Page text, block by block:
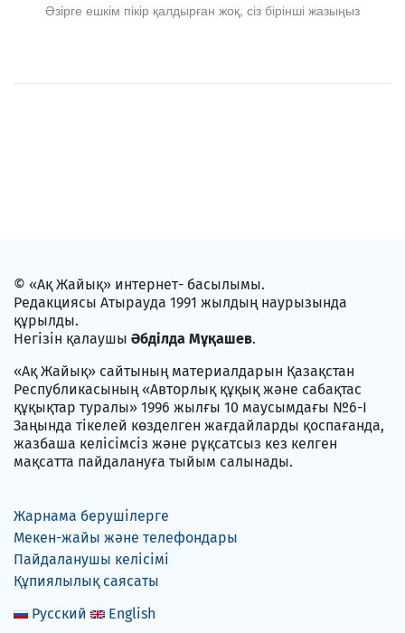
Әзірге ешкім пікір қалдырған жоқ, сіз бірінші жазыңыз
© «Ақ Жайық» интернет- басылымы.
Редакциясы Атырауда 1991 жылдың наурызында
құрылды.
Негізін қалаушы Әбділда Мұқашев.
«Ақ Жайық» сайтының материалдарын Қазақстан
Республикасының «Авторлық құқық және сабақтас
құқықтар туралы» 1996 жылғы 10 маусымдағы №6-I
Заңында тікелей көзделген жағдайларды қоспағанда,
жазбаша келісімсіз және рұқсатсыз кез келген
мақсатта пайдалануға тыйым салынады.
Жарнама берушілерге
Мекен-жайы және телефондары
Пайдаланушы келісімі
Құпиялылық саясаты
Русский
English